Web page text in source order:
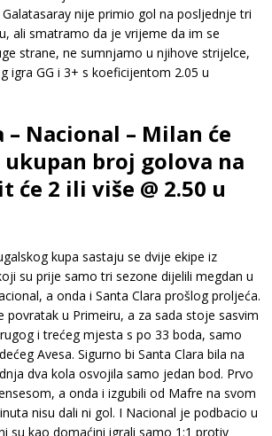
nije primio gol na posljednje tri
ali smatramo da je vrijeme da im se
strane, ne sumnjamo u njihove strijelce,
igra GG i 3+ s koeficijentom 2.05 u
– Nacional – Milan će
broj golova na
će 2 ili više @ 2.50 u
kupa sastaju se dvije ekipe iz
su prije samo tri sezone dijelili megdan u
a onda i Santa Clara prošlog proljeća.
povratak u Primeiru, a za sada stoje sasvim
i trećeg mjesta s po 33 boda, samo
Avesa. Sigurno bi Santa Clara bila na
dva kola osvojila samo jedan bod. Prvo
a onda i izgubili od Mafre na svom
nisu dali ni gol. I Nacional je podbacio u
su kao domaćini igrali samo 1:1 protiv